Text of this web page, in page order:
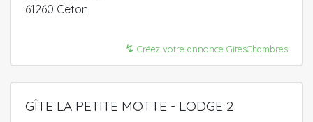
61260 Ceton
↯ Créez votre annonce GitesChambres
GÎTE LA PETITE MOTTE - LODGE 2